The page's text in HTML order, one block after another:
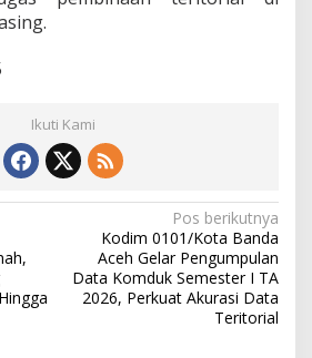
Ikuti Kami
Pos berikutnya
Kodim 0101/Kota Banda
Aceh Gelar Pengumpulan
Data Komduk Semester I TA
2026, Perkuat Akurasi Data
Teritorial